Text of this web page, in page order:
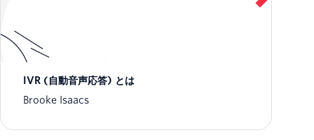
IVR (自動音声応答) とは
Brooke Isaacs